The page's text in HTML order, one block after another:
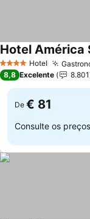
4 EstrelasHotel
Hotel América
8,8 Excelente 8.801
De € 81
Consulte os